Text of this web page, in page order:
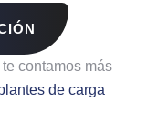
contamos más
de carga